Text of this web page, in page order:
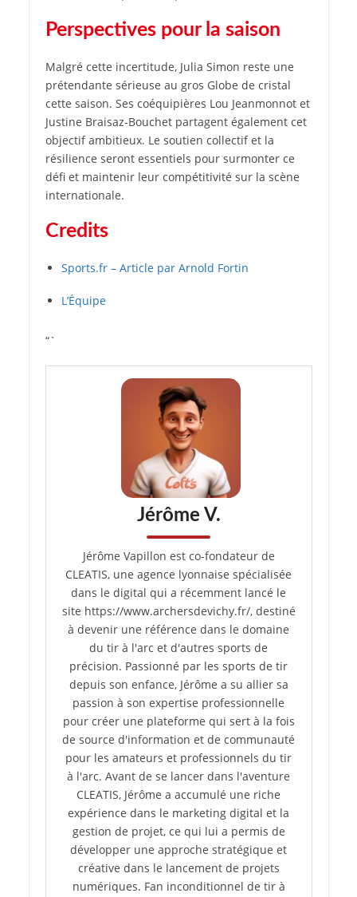
Perspectives pour la saison
Malgré cette incertitude, Julia Simon reste une
prétendante sérieuse au gros Globe de cristal
cette saison. Ses coéquipières Lou Jeanmonnot et
Justine Braisaz-Bouchet partagent également cet
objectif ambitieux. Le soutien collectif et la
résilience seront essentiels pour surmonter ce
défi et maintenir leur compétitivité sur la scène
internationale.
Credits
Sports.fr – Article par Arnold Fortin
L’Équipe
“`
Jérôme V.
Jérôme Vapillon est co-fondateur de
CLEATIS, une agence lyonnaise spécialisée
dans le digital qui a récemment lancé le
site https://www.archersdevichy.fr/, destiné
à devenir une référence dans le domaine
du tir à l'arc et d'autres sports de
précision. Passionné par les sports de tir
depuis son enfance, Jérôme a su allier sa
passion à son expertise professionnelle
pour créer une plateforme qui sert à la fois
de source d'information et de communauté
pour les amateurs et professionnels du tir
à l'arc. Avant de se lancer dans l'aventure
CLEATIS, Jérôme a accumulé une riche
expérience dans le marketing digital et la
gestion de projet, ce qui lui a permis de
développer une approche stratégique et
créative dans le lancement de projets
numériques. Fan inconditionnel de tir à